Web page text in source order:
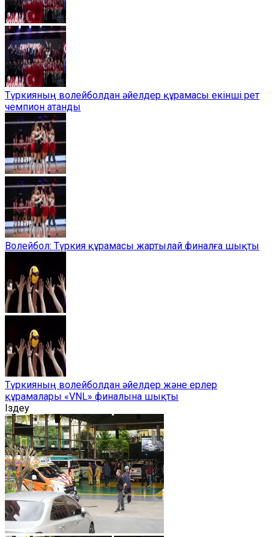
Түркияның волейболдан әйелдер құрамасы екінші рет
чемпион атанды
Волейбол: Түркия құрамасы жартылай финалға шықты
Түркияның волейболдан әйелдер және ерлер
құрамалары «VNL» финалына шықты
Іздеу